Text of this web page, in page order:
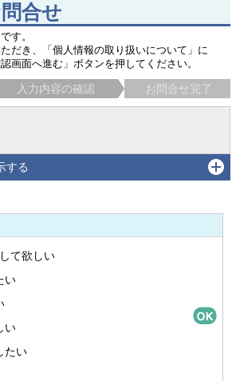
合せ
す。
だき、「個人情報の取り扱いについて」に
画面へ進む」ボタンを押してください。
入力内容の確認 お問合せ完了
する
て欲しい
い
い
たい